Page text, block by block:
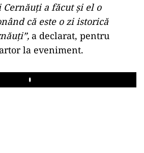
a făcut și el o
că este o zi istorică
a declarat, pentru
la eveniment.
Play